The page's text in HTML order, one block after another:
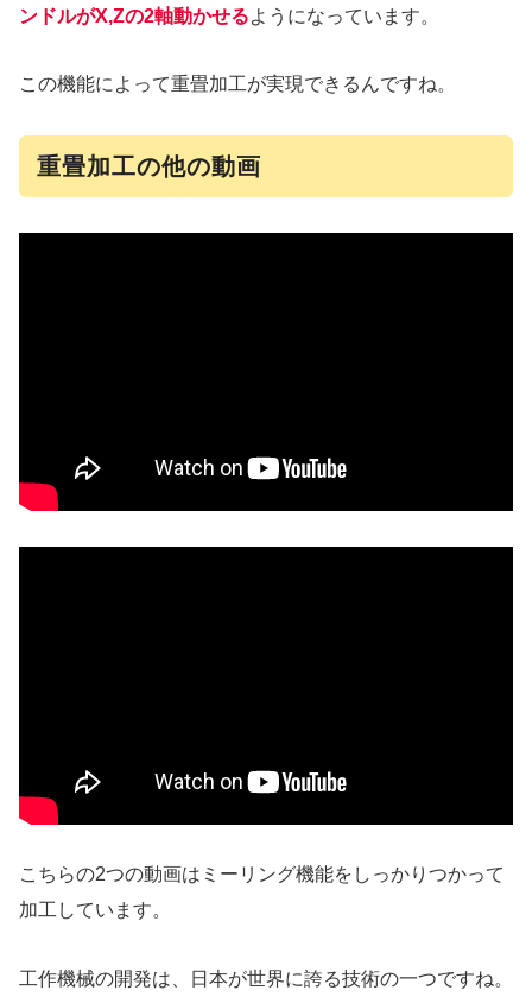
ンドルがX,Zの2軸動かせるようになっています。
この機能によって重畳加工が実現できるんですね。
重畳加工の他の動画
こちらの2つの動画はミーリング機能をしっかりつかって
加工しています。
工作機械の開発は、日本が世界に誇る技術の一つですね。